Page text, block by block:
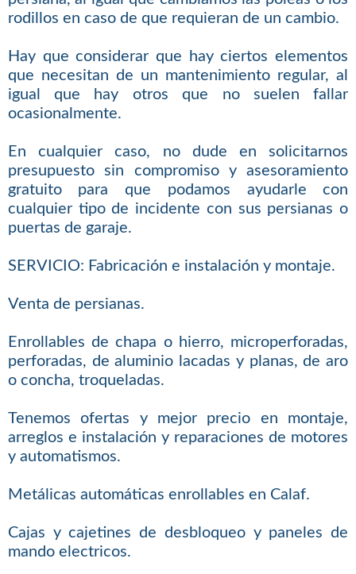
rodillos en caso de que requieran de un cambio.
Hay que considerar que hay ciertos elementos
que necesitan de un mantenimiento regular, al
igual que hay otros que no suelen fallar
ocasionalmente.
En cualquier caso, no dude en solicitarnos
presupuesto sin compromiso y asesoramiento
gratuito para que podamos ayudarle con
cualquier tipo de incidente con sus persianas o
puertas de garaje.
SERVICIO: Fabricación e instalación y montaje.
Venta de persianas.
Enrollables de chapa o hierro, microperforadas,
perforadas, de aluminio lacadas y planas, de aro
o concha, troqueladas.
Tenemos ofertas y mejor precio en montaje,
arreglos e instalación y reparaciones de motores
y automatismos.
Metálicas automáticas enrollables en Calaf.
Cajas y cajetines de desbloqueo y paneles de
mando electricos.